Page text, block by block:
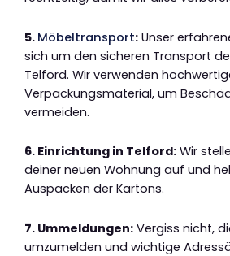
5. Möbeltransport: Unser
sich um den sicheren Transport
Telford. Wir verwenden
Verpackungsmaterial, um
vermeiden.
6. Einrichtung in Telford: Wir
deiner neuen Wohnung auf und
Auspacken der Kartons.
7. Ummeldungen: Vergiss nicht,
umzumelden und wichtige